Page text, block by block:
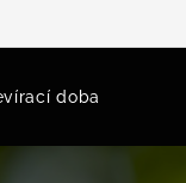
doba